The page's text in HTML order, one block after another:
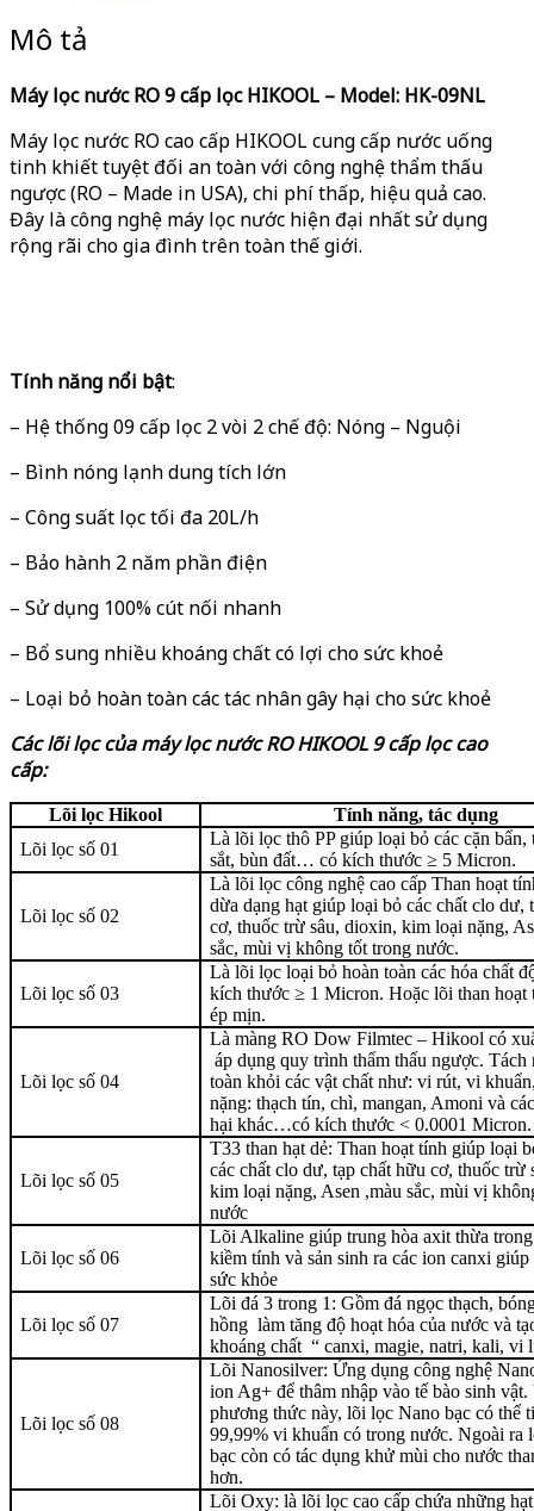
Mô tả
Máy lọc nước RO9cấp lọc HIKOOL – Model: HK-09NL
Máy lọc nước RO cao cấp HIKOOL cung cấp nước uống
tinh khiết tuyệt đối an toàn với công nghệ thẩm thấu
ngược (RO – Made in USA), chi phí thấp, hiệu quả cao.
Đây là công nghệ máy lọc nước hiện đại nhất sử dụng
rộng rãi cho gia đình trên toàn thế giới.
Tính năng nổi bật:
– Hệ thống 09 cấp lọc 2 vòi 2 chế độ: Nóng – Nguội
– Bình nóng lạnh dung tích lớn
– Công suất lọc tối đa 20L/h
– Bảo hành 2 năm phần điện
– Sử dụng 100% cút nối nhanh
– Bổ sung nhiều khoáng chất có lợi cho sức khoẻ
– Loại bỏ hoàn toàn các tác nhân gây hại cho sức khoẻ
Các lõi lọc củamáy lọc nước ROHIKOOL 9 cấp lọc cao
cấp:
Lõi lọc Hikool
Tính năng, tác dụng
Lõi lọc số 01
Là lõi lọc thô PP giúp loại bỏ các cặn bẩn,
sắt, bùn đất… có kích thước ≥ 5 Micron.
Lõi lọc số 02
Là lõi lọc công nghệ cao cấp Than hoạt
dừa dạng hạt giúp loại bỏ các chất clo dư,
cơ, thuốc trừ sâu, dioxin, kim loại nặng,
sắc, mùi vị không tốt trong nước.
Lõi lọc số 03
Là lõi lọc loại bỏ hoàn toàn các hóa chất
kích thước ≥ 1 Micron. Hoặc lõi than hoạt
ép mịn.
Lõi lọc số 04
Là màng RO Dow Filmtec – Hikool có
áp dụng quy trình thẩm thấu ngược. Tách
toàn khỏi các vật chất như: vi rút, vi
nặng: thạch tín, chì, mangan, Amoni và
hại khác…có kích thước < 0.0001 Micron.
Lõi lọc số 05
T33 than hạt dẻ: Than hoạt tính giúp loại
các chất clo dư, tạp chất hữu cơ, thuốc trừ
kim loại nặng, Asen ,màu sắc, mùi vị
nước
Lõi lọc số 06
Lõi Alkaline giúp trung hòa axit thừa
kiềm tính và sản sinh ra các ion canxi
sức khỏe
Lõi lọc số 07
Lõi đá 3 trong 1: Gồm đá ngọc thạch,
hồng làm tăng độ hoạt hóa của nước và
khoáng chất “ canxi, magie, natri, kali,
Lõi lọc số 08
Lõi Nanosilver: Ứng dụng công nghệ
ion Ag+ để thâm nhập vào tế bào sinh
phương thức này, lõi lọc Nano bạc có thể
99,99% vi khuẩn có trong nước. Ngoài ra
bạc còn có tác dụng khử mùi cho nước
hơn.
Lõi Oxy: là lõi lọc cao cấp chứa những